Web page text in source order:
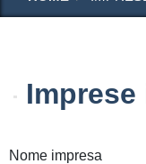
Nome impresa